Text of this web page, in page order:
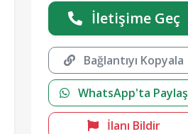
İletişime Geç
Bağlantıyı Kopyala
WhatsApp'ta Paylaş
İlanı Bildir